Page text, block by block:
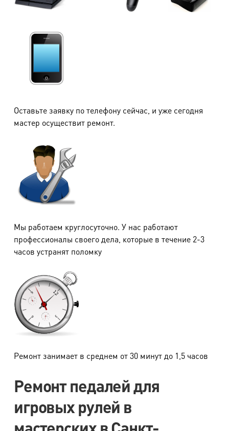
Оставьте заявку по телефону сейчас, и уже сегодня
мастер осуществит ремонт.
Мы работаем круглосуточно. У нас работают
профессионалы своего дела, которые в течение 2-3
часов устранят поломку
Ремонт занимает в среднем от 30 минут до 1,5 часов
Ремонт педалей для
игровых рулей в